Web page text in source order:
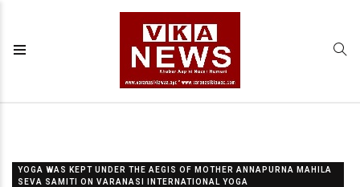
YOGA WAS KEPT UNDER THE AEGIS OF MOTHER ANNAPURNA MAHILA
SEVA SAMITI ON VARANASI INTERNATIONAL YOGA